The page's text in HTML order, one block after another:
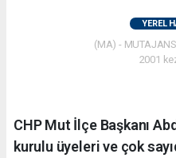
YEREL
(MA) -
2001
CHP Mut İlçe Başkanı
kurulu üyeleri ve çok